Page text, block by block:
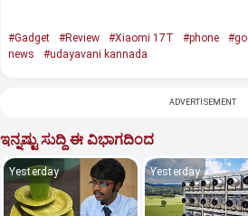
#Gadget #Review #Xiaomi 17T #phone
news
#udayavani kannada
ADVERTISEMENT
ಇನ್ನಷ್ಟು ಸುದ್ದಿ ಈ ವಿಭಾಗದಿಂದ
Yesterday Yesterday